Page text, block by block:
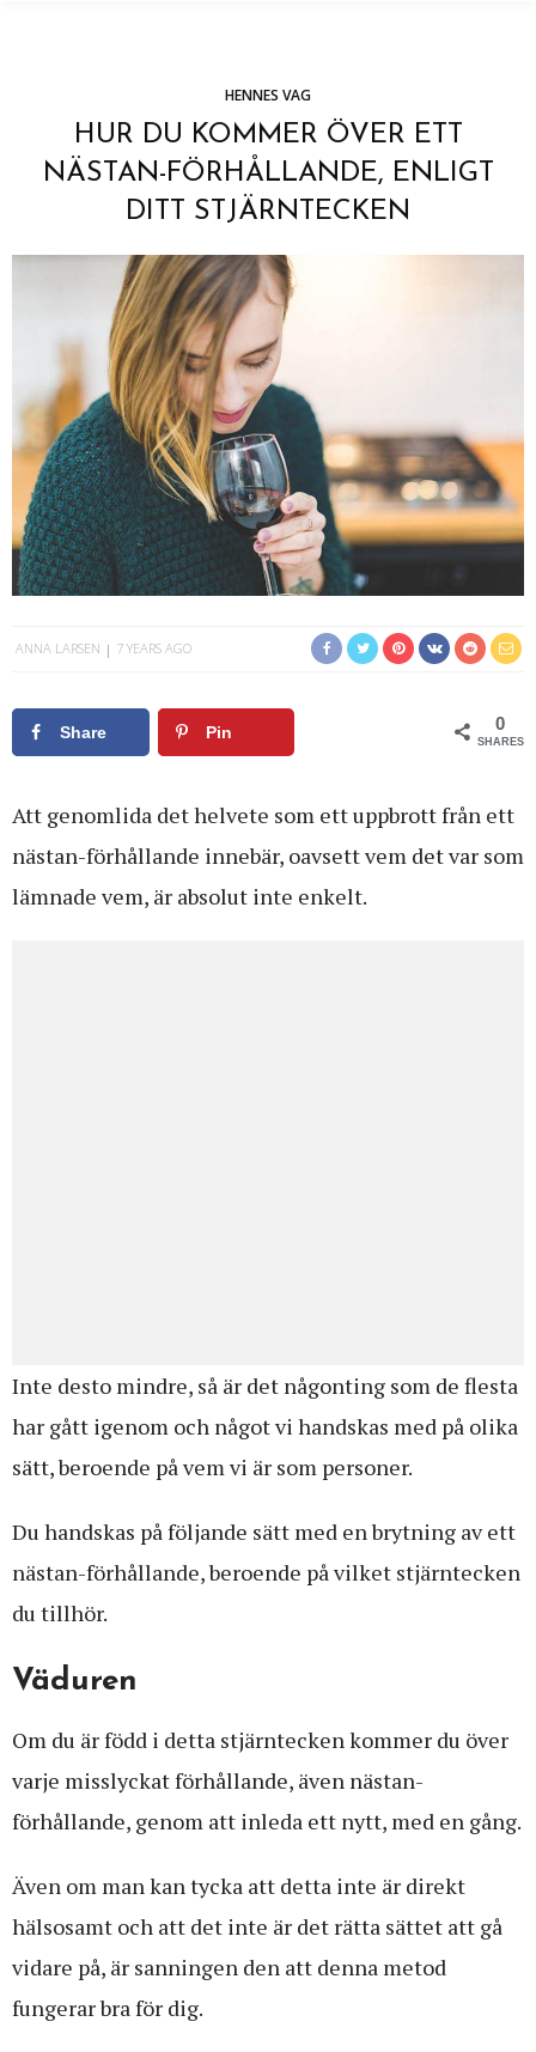
HENNES VAG
HUR DU KOMMER ÖVER ETT
NÄSTAN-FÖRHÅLLANDE, ENLIGT
DITT STJÄRNTECKEN
ANNA LARSEN 7 YEARS AGO
Share Pin 0
SHARES
Att genomlida det helvete som ett uppbrott från ett
nästan-förhållande innebär, oavsett vem det var som
lämnade vem, är absolut inte enkelt.
Inte desto mindre, så är det någonting som de flesta
har gått igenom och något vi handskas med på olika
sätt, beroende på vem vi är som personer.
Du handskas på följande sätt med en brytning av ett
nästan-förhållande, beroende på vilket stjärntecken
du tillhör.
Väduren
Om du är född i detta stjärntecken kommer du över
varje misslyckat förhållande, även nästan-
förhållande, genom att inleda ett nytt, med en gång.
Även om man kan tycka att detta inte är direkt
hälsosamt och att det inte är det rätta sättet att gå
vidare på, är sanningen den att denna metod
fungerar bra för dig.